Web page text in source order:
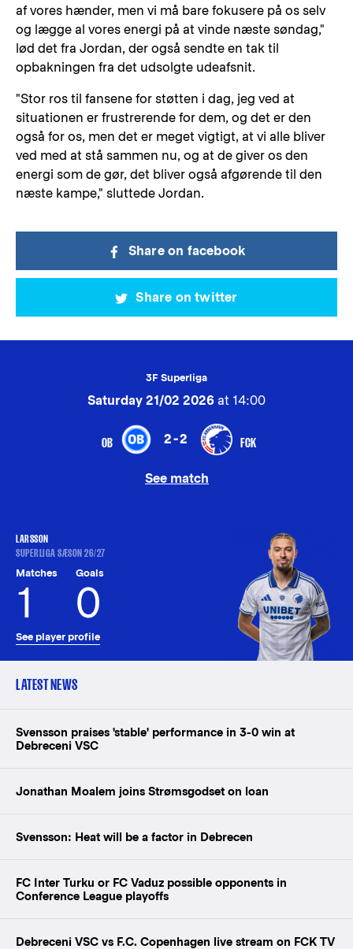
af vores hænder, men vi må bare fokusere på os selv
og lægge al vores energi på at vinde næste søndag,"
lød det fra Jordan, der også sendte en tak til
opbakningen fra det udsolgte udeafsnit.
"Stor ros til fansene for støtten i dag, jeg ved at
situationen er frustrerende for dem, og det er den
også for os, men det er meget vigtigt, at vi alle bliver
ved med at stå sammen nu, og at de giver os den
energi som de gør, det bliver også afgørende til den
næste kampe," sluttede Jordan.
Share on facebook
Share on twitter
3F Superliga
Saturday 21/02 2026 at 14:00
OB 2-2 FCK
See match
LARSSON
SUPERLIGA SÆSON 26/27
Matches
1
Goals
0
See player profile
LATEST NEWS
Svensson praises 'stable' performance in 3-0 win at
Debreceni VSC
Jonathan Moalem joins Strømsgodset on loan
Svensson: Heat will be a factor in Debrecen
FC Inter Turku or FC Vaduz possible opponents in
Conference League playoffs
Debreceni VSC vs F.C. Copenhagen live stream on FCK TV